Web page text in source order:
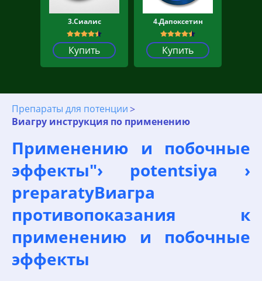
3.Сиалис
Купить
4.Дапоксетин
Купить
Препараты для потенции
Виагру инструкция по применению
Применению и побочные
эффекты"› potentsiya ›
preparatyВиагра
противопоказания к
применению и побочные
эффекты